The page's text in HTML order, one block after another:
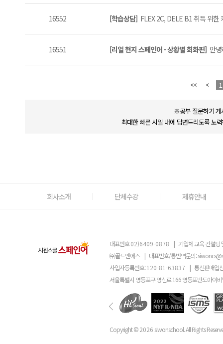
16552 [학습상담] FLEX 2C, DELE B1 취득 위
16551 [리얼 현지 스페인어 - 상황별 회화편] 안
※공부 질문하기 게
최대한 빠른 시일 내에 답변드리도록 노
회사소개 단체수강 제휴안내
대표번호02)6409-0878 | 기업체 교육 컨설팅
㈜골드앤에스 | 대표번호/통번역문의:
사업자등록번호:120-81-63837 | 통신판매업
서울특별시 영등포구 영신로 166 영등포반도아이
Copyright ©2026 siwonschool. All Rights